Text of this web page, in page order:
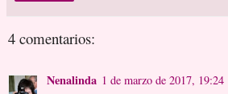
4 comentarios:
Nenalinda 1 de marzo de 2017, 19:24